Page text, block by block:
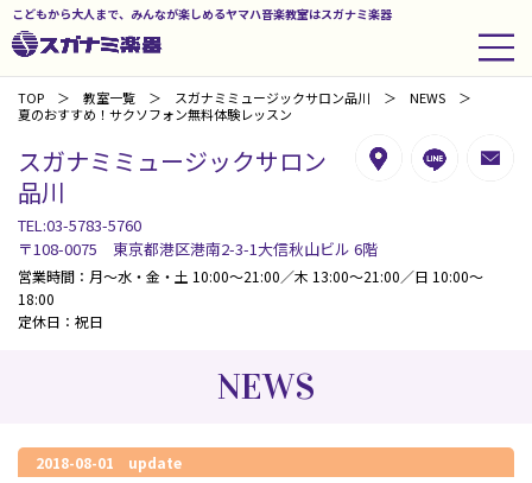
こどもから大人まで、みんなが楽しめるヤマハ音楽教室はスガナミ楽器
TOP 教室一覧 スガナミミュージックサロン品川
NEWS
夏のおすすめ！サクソフォン無料体験レッスン
スガナミミュージックサロン
品川
TEL:03-5783-5760
〒108-0075 東京都港区港南2-3-1大信秋山ビル 6階
営業時間：月～水・金・土 10:00～21:00／木 13:00～21:00／日 10:00～
18:00
定休日：祝日
NEWS
2018-08-01 update